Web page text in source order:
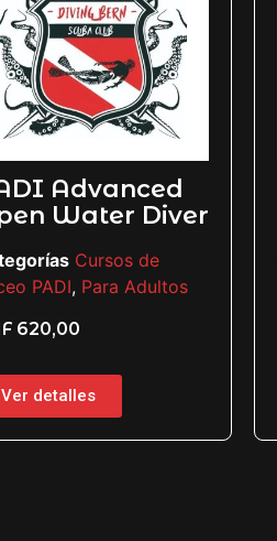
Advanced
Water Diver
Cursos de
PADI, Para Adultos
620,00
Ver detalles